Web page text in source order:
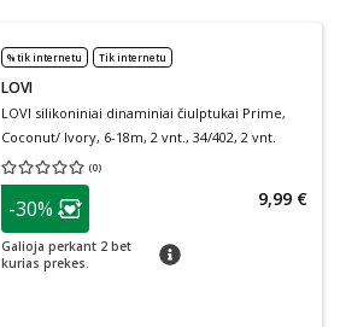
% tik internetu Tik internetu
LOVI
LOVI silikoniniai dinaminiai čiulptukai Prime,
Coconut/ Ivory, 6-18m, 2 vnt., 34/402, 2 vnt.
(0)
Vidutinis įvertinimas 0.00
patarimas
Lojalumo klubo narių nuolaida
-30%
Galioja perkant 2 bet
kurias prekes.
patarimas
9,99 €